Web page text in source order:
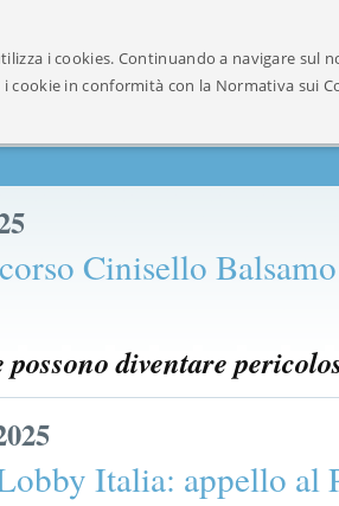
Cinisello
diventare
Italia: appello al
i cookies. Continuando a navigare sul
cookie in conformità con la Normativa sui